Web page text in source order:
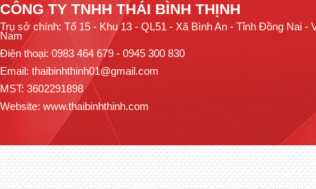
CÔNG TY TNHH THÁI BÌNH THỊNH
Trụ sở chính: Tổ 15 - Khu 13 - QL51 - Xã Bình An - Tỉnh Đồng Nai -
Nam
Điện thoại: 0983 464 679 - 0945 300 830
Email: thaibinhthinh01@gmail.com
MST: 3602291898
Website: www.thaibinhthinh.com